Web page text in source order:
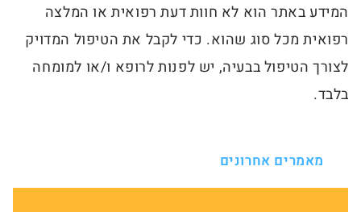
המידע באתר הוא לא חוות דעת רפואית או המלצה
רפואית מכל סוג שהוא. כדי לקבל את הטיפול המדויק
לצורך הטיפול בבעיה, יש לפנות לרופא ו/או למומחה
בלבד.
מאמרים אחרונים